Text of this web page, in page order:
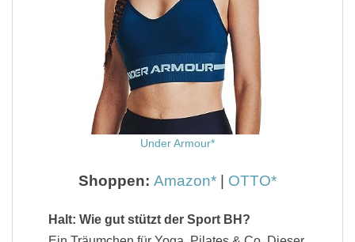
Under Armour
Shoppen: Amazon | OTTO
Halt: Wie gut stützt der Sport BH?